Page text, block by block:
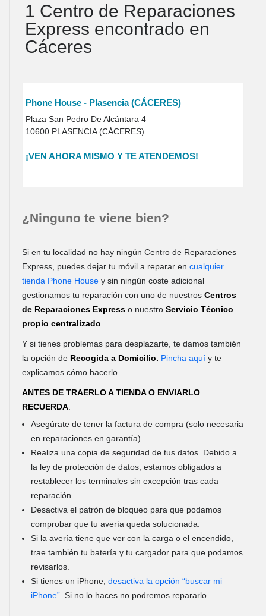
1 Centro de Reparaciones
Express encontrado en
Cáceres
Phone House - Plasencia (CÁCERES)
Plaza San Pedro De Alcántara 4
10600 PLASENCIA (CÁCERES)
¡VEN AHORA MISMO Y TE ATENDEMOS!
¿Ninguno te viene bien?
Si en tu localidad no hay ningún Centro de Reparaciones
Express, puedes dejar tu móvil a reparar en cualquier
tienda Phone House y sin ningún coste adicional
gestionamos tu reparación con uno de nuestros Centros
de Reparaciones Express o nuestro Servicio Técnico
propio centralizado
Y si tienes problemas para desplazarte, te damos también
la opción de Recogida a Domicilio. Pincha aquí y te
explicamos cómo hacerlo.
ANTES DE TRAERLO A TIENDA O ENVIARLO
RECUERDA:
Asegúrate de tener la factura de compra (solo necesaria
en reparaciones en garantía).
Realiza una copia de seguridad de tus datos. Debido a
la ley de protección de datos, estamos obligados a
restablecer los terminales sin excepción tras cada
reparación.
Desactiva el patrón de bloqueo para que podamos
comprobar que tu avería queda solucionada.
Si la avería tiene que ver con la carga o el encendido,
trae también tu batería y tu cargador para que podamos
revisarlos.
Si tienes un iPhone, desactiva la opción “buscar mi
iPhone” . Si no lo haces no podremos repararlo.